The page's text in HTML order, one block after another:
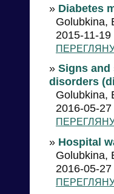
» Diabetes
Golubkina,
2015-11-19
» Signs and
disorders
Golubkina,
2016-05-27
» Hospital
Golubkina,
2016-05-27